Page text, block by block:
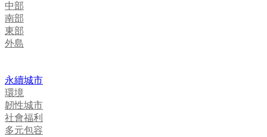
中部
南部
東部
外島
永續城市
環境
韌性城市
社會福利
多元包容